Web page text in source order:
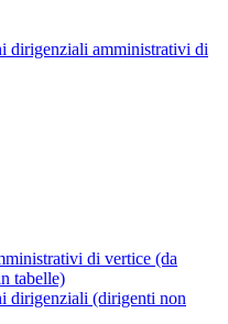
dirigenziali amministrativi di
di vertice (da
tabelle)
dirigenziali (dirigenti non